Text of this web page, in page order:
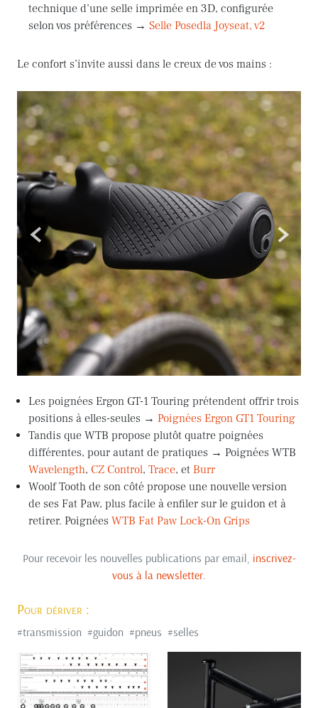
technique d’une selle imprimée en 3D, configurée
selon vos préférences → Selle Posedla Joyseat, v2
Le confort s’invite aussi dans le creux de vos mains :
< >
Les poignées Ergon GT-1 Touring prétendent offrir trois
positions à elles-seules → Poignées Ergon GT1 Touring
Tandis que WTB propose plutôt quatre poignées
différentes, pour autant de pratiques → Poignées WTB
Wavelength, CZ Control, Trace, et Burr
Woolf Tooth de son côté propose une nouvelle version
de ses Fat Paw, plus facile à enfiler sur le guidon et à
retirer. Poignées WTB Fat Paw Lock-On Grips
Pour recevoir les nouvelles publications par email, inscrivez-
vous à la newsletter.
Pour dériver :
#transmission #guidon #pneus #selles